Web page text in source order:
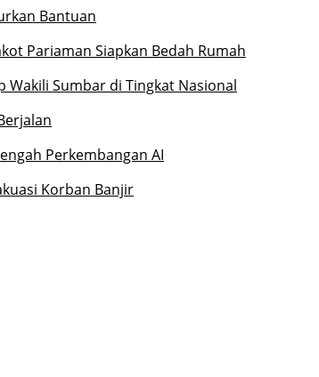
Bantuan
Pariaman Siapkan Bedah Rumah
Wakili Sumbar di Tingkat Nasional
Perkembangan AI
Korban Banjir